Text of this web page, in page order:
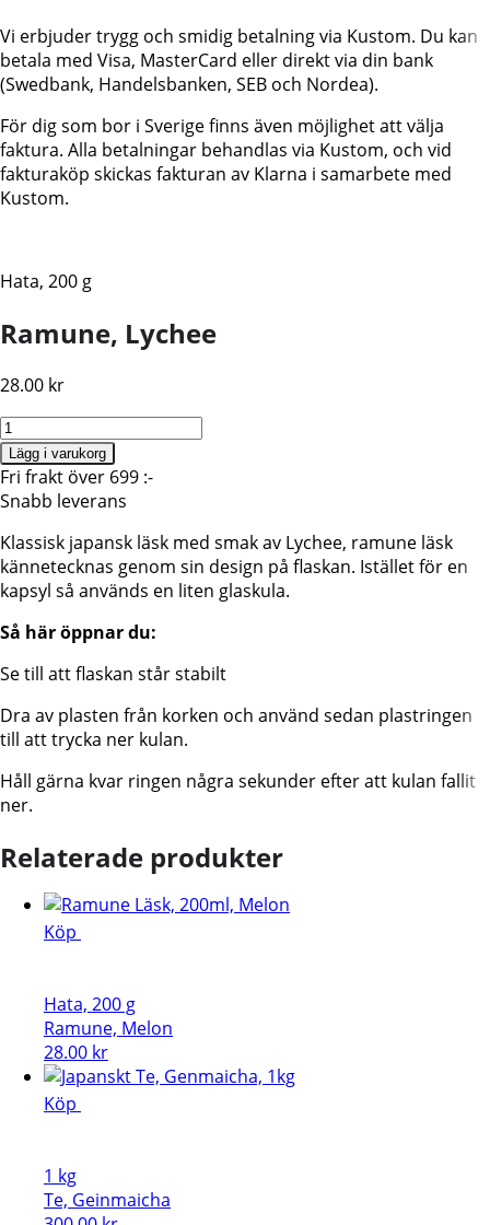
Vi erbjuder trygg och smidig betalning via Kustom. Du kan
betala med Visa, MasterCard eller direkt via din bank
(Swedbank, Handelsbanken, SEB och Nordea).
För dig som bor i Sverige finns även möjlighet att välja
faktura. Alla betalningar behandlas via Kustom, och vid
fakturaköp skickas fakturan av Klarna i samarbete med
Kustom.
Hata, 200 g
Ramune, Lychee
28.00 kr
Ramune
Läsk,
200ml,
Lychee
Lägg i varukorg
Fri frakt över 699 :-
Snabb leverans
Klassisk japansk läsk med smak av Lychee, ramune läsk
kännetecknas genom sin design på flaskan. Istället för en
kapsyl så används en liten glaskula.
Så här öppnar du:
Se till att flaskan står stabilt
Dra av plasten från korken och använd sedan plastringen
till att trycka ner kulan.
Håll gärna kvar ringen några sekunder efter att kulan fallit
ner.
Relaterade produkter
Köp
Hata, 200 g
Ramune, Melon
28.00 kr
Köp
1 kg
Te, Geinmaicha